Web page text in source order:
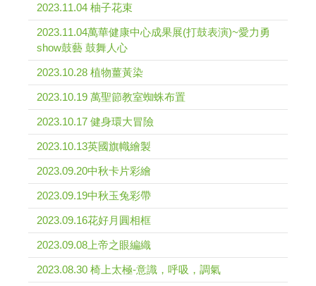
2023.11.04 柚子花束
2023.11.04萬華健康中心成果展(打鼓表演)~愛力勇
show鼓藝 鼓舞人心
2023.10.28 植物薑黃染
2023.10.19 萬聖節教室蜘蛛布置
2023.10.17 健身環大冒險
2023.10.13英國旗幟繪製
2023.09.20中秋卡片彩繪
2023.09.19中秋玉兔彩帶
2023.09.16花好月圓相框
2023.09.08上帝之眼編織
2023.08.30 椅上太極-意識，呼吸，調氣